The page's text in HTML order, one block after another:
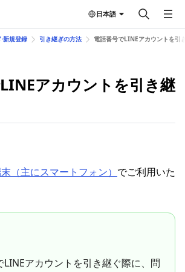
日本語
新規登録 引き継ぎの方法 電話番号でLINEアカウントを引
アカウントを引き継
（主にスマートフォン） でご利用いた
LINEアカウントを引き継ぐ際に、問